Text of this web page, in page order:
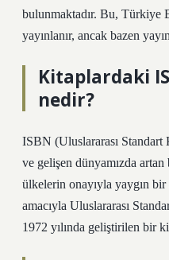
bulunmaktadır. Bu, Türkiye
yayınlanır, ancak bazen
Kitaplardaki
nedir?
ISBN (Uluslararası Standart
ve gelişen dünyamızda
ülkelerin onayıyla yaygın
amacıyla Uluslararası
1972 yılında geliştirilen bir